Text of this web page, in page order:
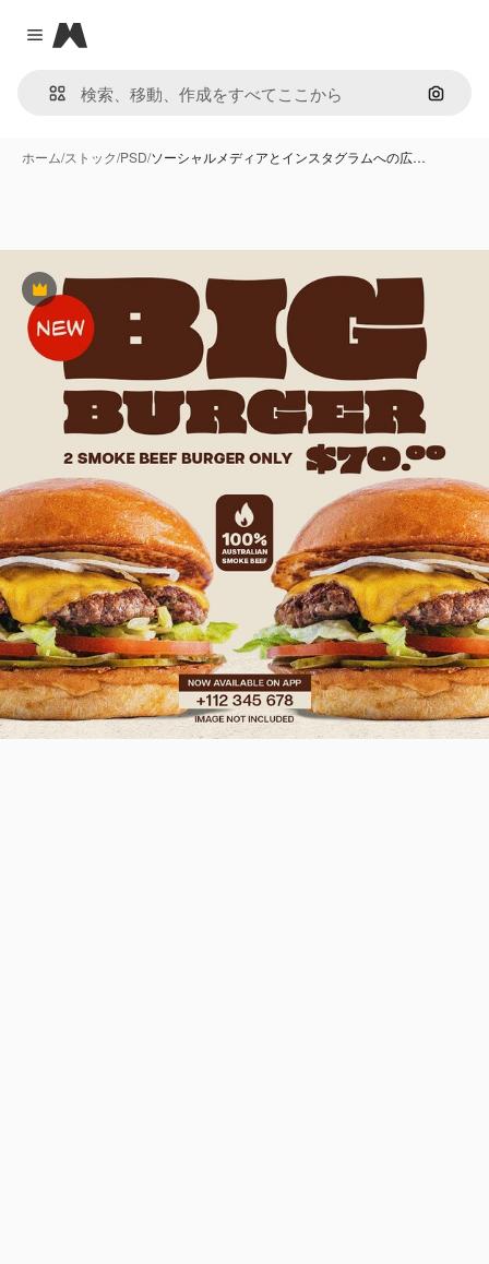
Close menu
Magnific
画像で
ホーム/ストック/PSD/ソーシャルメディアとインスタグラムへの広…
Premium